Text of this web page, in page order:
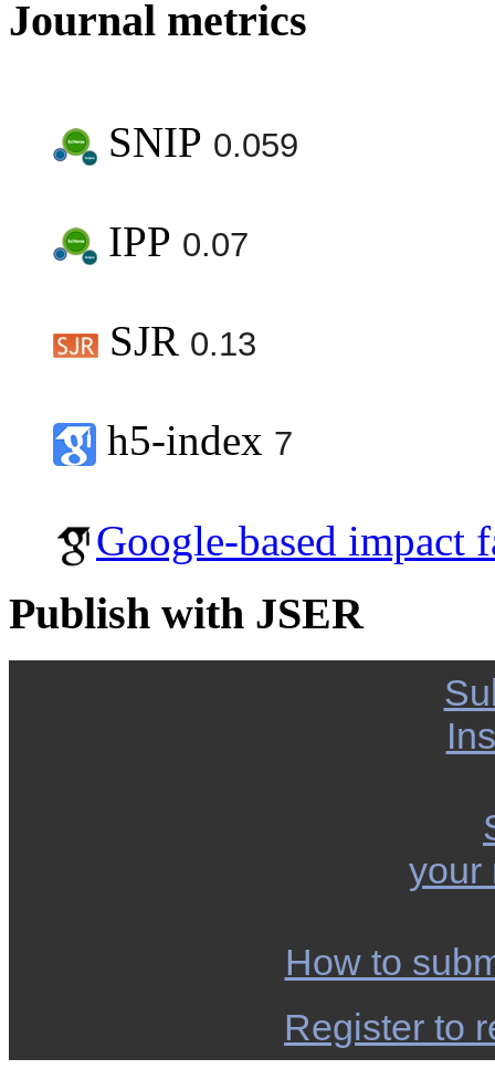
Journal metrics
SNIP 0.059
IPP 0.07
SJR 0.13
h5-index 7
Google-based impact
Publish with JSER
your
How to
Register to